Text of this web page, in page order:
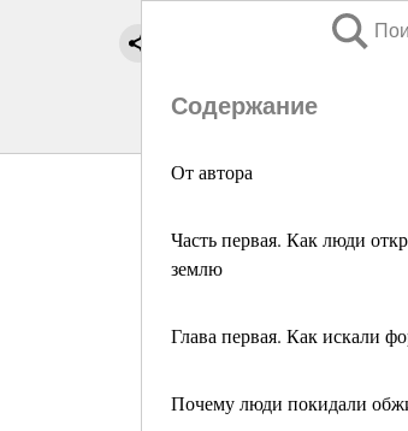
Содержание
От автора
Часть первая. Как люди
землю
Глава первая. Как искали
Почему люди покидали